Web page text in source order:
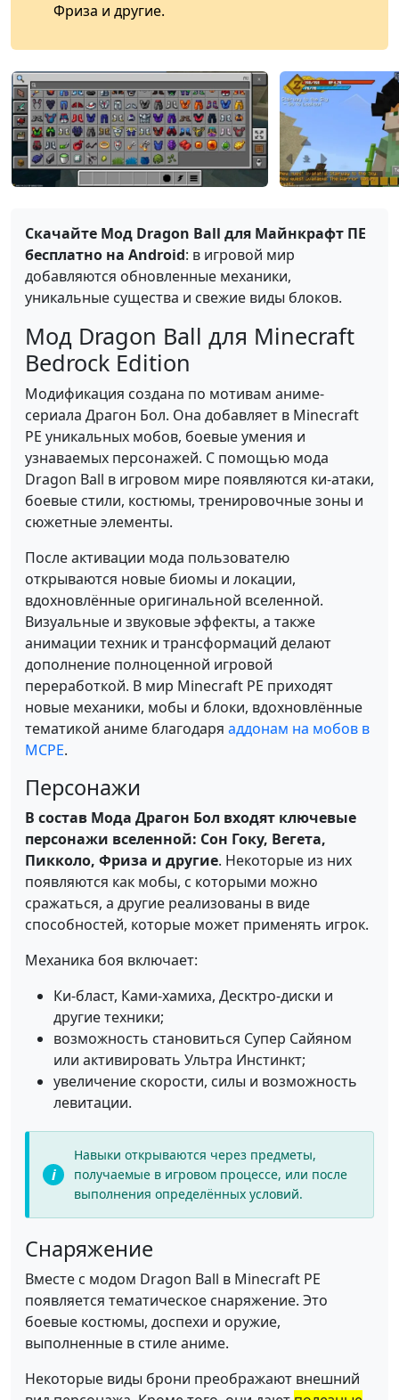
Фриза и другие.
Скачайте Мод Dragon Ball для Майнкрафт ПЕ
бесплатно на Android: в игровой мир
добавляются обновленные механики,
уникальные существа и свежие виды блоков.
Мод Dragon Ball для Minecraft
Bedrock Edition
Модификация создана по мотивам аниме-
сериала Драгон Бол. Она добавляет в Minecraft
PE уникальных мобов, боевые умения и
узнаваемых персонажей. С помощью мода
Dragon Ball в игровом мире появляются ки-атаки,
боевые стили, костюмы, тренировочные зоны и
сюжетные элементы.
После активации мода пользователю
открываются новые биомы и локации,
вдохновлённые оригинальной вселенной.
Визуальные и звуковые эффекты, а также
анимации техник и трансформаций делают
дополнение полноценной игровой
переработкой. В мир Minecraft PE приходят
новые механики, мобы и блоки, вдохновлённые
тематикой аниме благодаря аддонам на мобов в
MCPE.
Персонажи
В состав Мода Драгон Бол входят ключевые
персонажи вселенной: Сон Гоку, Вегета,
Пикколо, Фриза и другие. Некоторые из них
появляются как мобы, с которыми можно
сражаться, а другие реализованы в виде
способностей, которые может применять игрок.
Механика боя включает:
Ки-бласт, Ками-хамиха, Десктро-диски и
другие техники;
возможность становиться Супер Сайяном
или активировать Ультра Инстинкт;
увеличение скорости, силы и возможность
левитации.
Навыки открываются через предметы,
получаемые в игровом процессе, или после
выполнения определённых условий.
Снаряжение
Вместе с модом Dragon Ball в Minecraft PE
появляется тематическое снаряжение. Это
боевые костюмы, доспехи и оружие,
выполненные в стиле аниме.
Некоторые виды брони преображают внешний